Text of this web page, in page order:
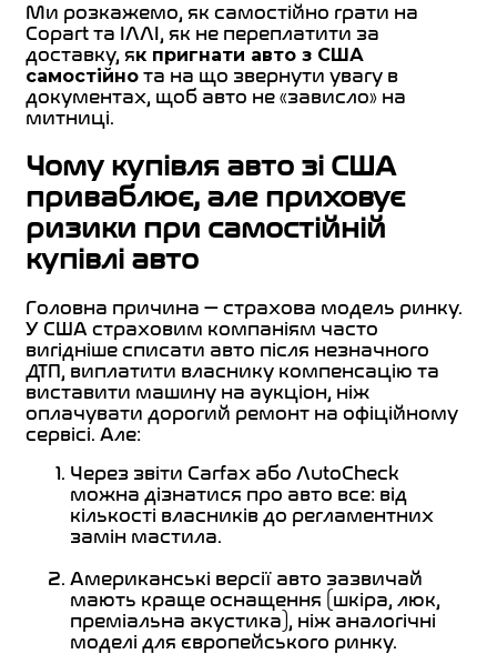
Ми розкажемо, як самостійно грати на
Copart та IAAI, як не переплатити за
доставку, як пригнати авто з США
самостійно та на що звернути увагу в
документах, щоб авто не «зависло» на
митниці.
Чому купівля авто зі США
приваблює, але приховує
ризики при самостійній
купівлі авто
Головна причина — страхова модель ринку.
У США страховим компаніям часто
вигідніше списати авто після незначного
ДТП, виплатити власнику компенсацію та
виставити машину на аукціон, ніж
оплачувати дорогий ремонт на офіційному
сервісі. Але:
Через звіти Carfax або AutoCheck
можна дізнатися про авто все: від
кількості власників до регламентних
замін мастила.
Американські версії авто зазвичай
мають краще оснащення (шкіра, люк,
преміальна акустика), ніж аналогічні
моделі для європейського ринку.